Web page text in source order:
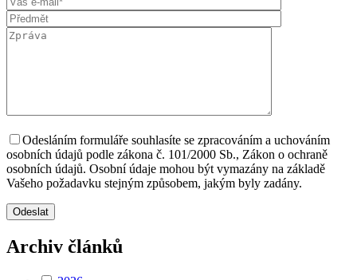
Odesláním formuláře souhlasíte se zpracováním a uchováním
osobních údajů podle zákona č. 101/2000 Sb., Zákon o ochraně
osobních údajů. Osobní údaje mohou být vymazány na základě
Vašeho požadavku stejným způsobem, jakým byly zadány.
Archiv článků